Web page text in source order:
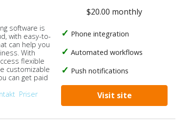
software is
with easy-to-
can help you
With
flexible
customizable
can get paid
Priser
$20.00 monthly
Phone integration
Automated workflows
Push notifications
Visit site